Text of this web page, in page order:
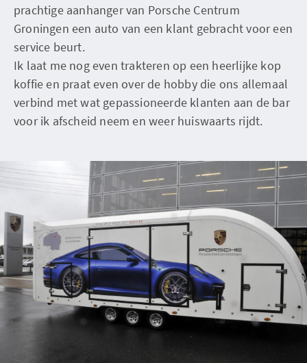
prachtige aanhanger van Porsche Centrum
Groningen een auto van een klant gebracht voor een
service beurt.
Ik laat me nog even trakteren op een heerlijke kop
koffie en praat even over de hobby die ons allemaal
verbind met wat gepassioneerde klanten aan de bar
voor ik afscheid neem en weer huiswaarts rijdt.